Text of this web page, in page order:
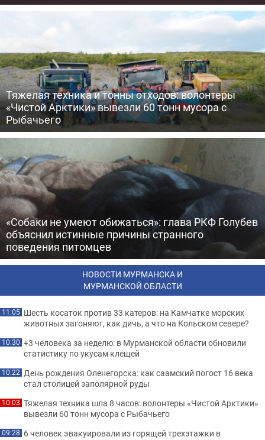
Тяжелая техника и тонны отходов: волонтеры
«Чистой Арктики» вывезли 60 тонн мусора с
Рыбачьего
«Собаки не умеют обижаться»: глава РКФ Голубев
объяснил истинные причины странного
поведения питомцев
НОВОСТИ МУРМАНСКА И
МУРМАНСКОЙ ОБЛАСТИ
11:05 Шесть косаток против 33 катеров: на Камчатке морских
животных загоняют, как дичь, а что на Кольском севере?
10:30 +3 человека за неделю: в Мурманской области обновили
статистику по укусам клещей
10:22 День рождения Оленегорска: как саамский погост 16 века
стал столицей заполярной руды
10:03 Тяжелая техника шла 8 часов: волонтеры «Чистой Арктики»
вывезли 60 тонн мусора с Рыбачьего
09:28 6 человек эвакуировали из горящей трехэтажки в